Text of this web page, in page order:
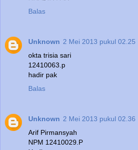
Balas
Unknown 2 Mei 2013 pukul 02.25
okta trisia sari
12410063.p
hadir pak
Balas
Unknown 2 Mei 2013 pukul 02.36
Arif Pirmansyah
NPM 12410029.P